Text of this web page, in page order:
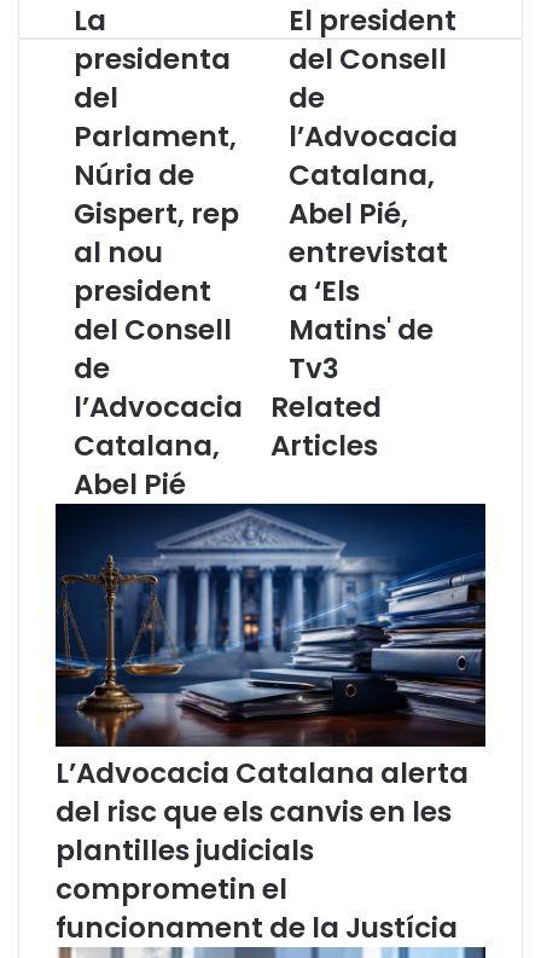
L
a
p
r
s
i
d
e
t
a
e
l
P
a
r
a
n
,
N
ú
r
a
d
G
i
p
e
r
La
presidenta
del
Parlament,
Núria de
Gispert, rep
al nou
president
del Consell
de
l’Advocacia
Catalana,
Abel Pié
E
l
p
r
i
d
e
t
d
e
l
C
n
s
l
d
e
l
’
A
d
v
o
c
a
i
a
t
a
El president
del Consell
de
l’Advocacia
Catalana,
Abel Pié,
entrevistat
a ‘Els
Matins' de
Tv3
Related
Articles
L’Advocacia Catalana alerta
del risc que els canvis en les
plantilles judicials
comprometin el
funcionament de la Justícia